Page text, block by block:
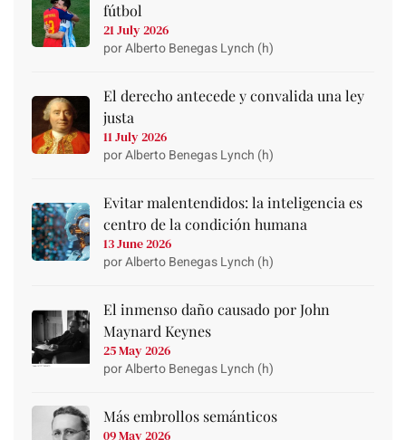
fútbol
21 July 2026
por Alberto Benegas Lynch (h)
El derecho antecede y convalida una ley
justa
11 July 2026
por Alberto Benegas Lynch (h)
Evitar malentendidos: la inteligencia es
centro de la condición humana
13 June 2026
por Alberto Benegas Lynch (h)
El inmenso daño causado por John
Maynard Keynes
25 May 2026
por Alberto Benegas Lynch (h)
Más embrollos semánticos
09 May 2026